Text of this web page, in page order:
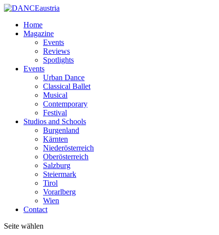
Home
Magazine
Events
Reviews
Spotlights
Events
Urban Dance
Classical Ballet
Musical
Contemporary
Festival
Studios and Schools
Burgenland
Kärnten
Niederösterreich
Oberösterreich
Salzburg
Steiermark
Tirol
Vorarlberg
Wien
Contact
Seite wählen